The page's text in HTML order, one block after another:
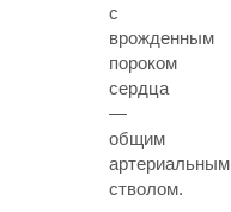
с
врожденным
пороком
сердца
—
общим
артериальным
стволом.